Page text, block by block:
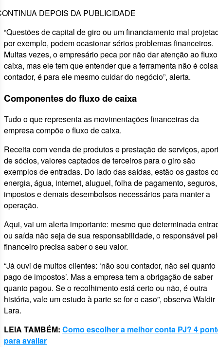
DEPOIS DA PUBLICIDADE
“Questões de capital de giro ou um financiamento mal
por exemplo, podem ocasionar sérios problemas financeiros.
Muitas vezes, o empresário peca por não dar atenção ao
caixa, mas ele tem que entender que a ferramenta não é
contador, é para ele mesmo cuidar do negócio”, alerta.
Componentes do fluxo de caixa
Tudo o que representa as movimentações financeiras da
empresa compõe o fluxo de caixa.
Receita com venda de produtos e prestação de serviços,
de sócios, valores captados de terceiros para o giro são
exemplos de entradas. Do lado das saídas, estão os gastos
energia, água, internet, aluguel, folha de pagamento, seguros,
impostos e demais desembolsos necessários para manter a
operação.
Aqui, vai um alerta importante: mesmo que determinada
ou saída não seja de sua responsabilidade, o responsável
financeiro precisa saber o seu valor.
“Já ouvi de muitos clientes: ‘não sou contador, não sei quanto
pago de impostos’. Mas a empresa tem a obrigação de saber
quanto pagou. Se o recolhimento está certo ou não, é outra
história, vale um estudo à parte se for o caso”, observa Waldir
Lara.
LEIA TAMBÉM: Como escolher a melhor conta PJ? 4
para avaliar